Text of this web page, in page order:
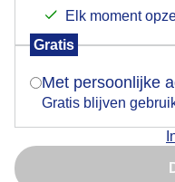
Elk moment
Gratis
Met persoonlijke
Gratis blijven
Populaire categorieën
Lente
Zomer
Is
Nu